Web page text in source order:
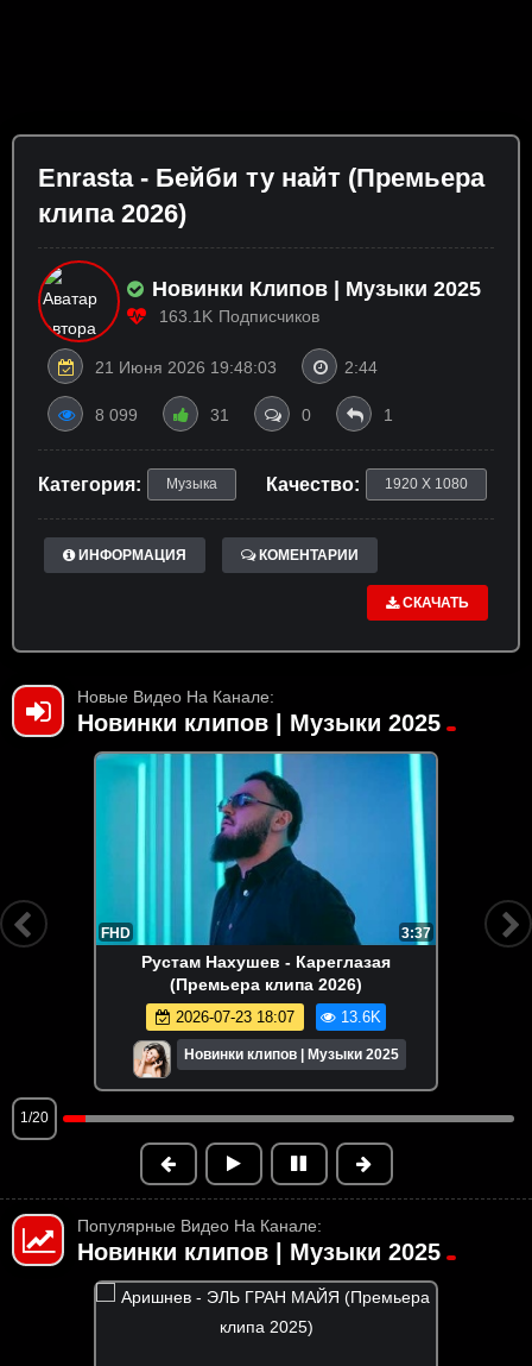
Enrasta - Бейби ту найт (Премьера
клипа 2026)
Новинки Клипов | Музыки 2025
163.1K Подписчиков
21 Июня 2026 19:48:03 2:44
8 099 31 0 1
Категория: Музыка Качество: 1920 X 1080
ИНФОРМАЦИЯ КОМЕНТАРИИ
СКАЧАТЬ
Новые Видео На Канале:
Новинки клипов | Музыки 2025
FHD 3:37
Рустам Нахушев - Кареглазая
(Премьера клипа 2026)
2026-07-23 18:07 13.6K
Новинки клипов | Музыки 2025
1/20
Популярные Видео На Канале:
Новинки клипов | Музыки 2025